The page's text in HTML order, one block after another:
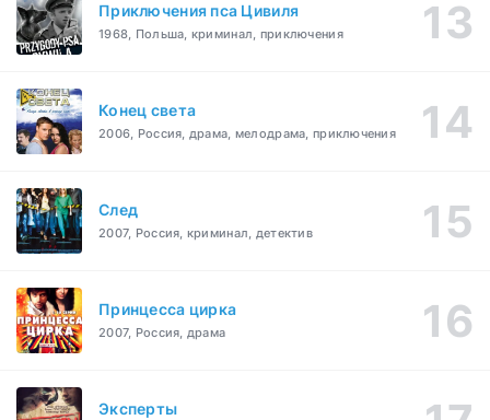
Приключения пса Цивиля
1968, Польша, криминал, приключения
Конец света
2006, Россия, драма, мелодрама, приключения
След
2007, Россия, криминал, детектив
Принцесса цирка
2007, Россия, драма
Эксперты